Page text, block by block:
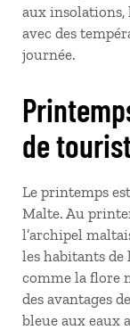
aux insolations,
avec des
journée.
Printemps, plus de fleurs que
de
Le printemps
Malte. Au
l’archipel
les habitants de
comme la flore
des avantages
bleue aux eaux